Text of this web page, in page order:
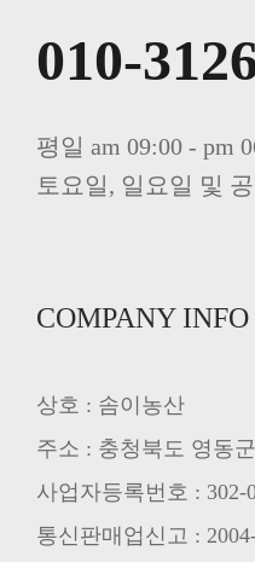
010-
평일 am 09:00 - pm
토요일, 일요일 및
COMPANY INFO
상호 : 솜이농산
주소 : 충청북도 영동
사업자등록번호 : 302-
통신판매업신고 :